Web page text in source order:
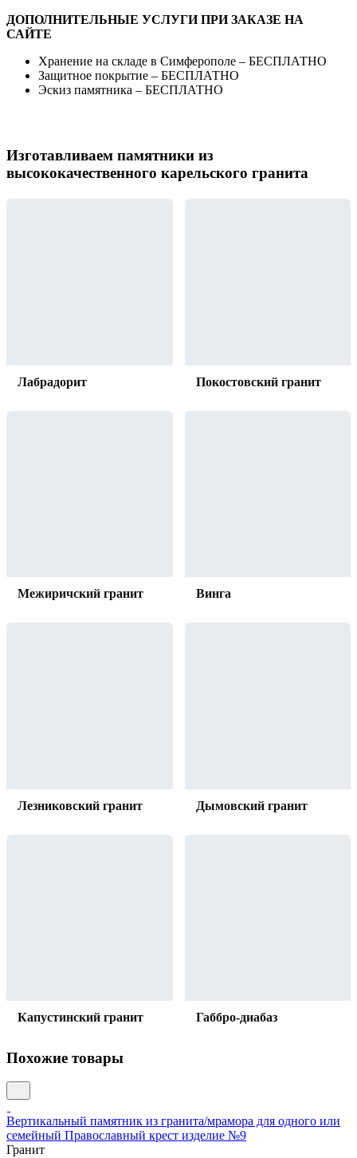
ДОПОЛНИТЕЛЬНЫЕ УСЛУГИ ПРИ ЗАКАЗЕ НА
САЙТЕ
Хранение на складе в Симферополе – БЕСПЛАТНО
Защитное покрытие – БЕСПЛАТНО
Эскиз памятника – БЕСПЛАТНО
Изготавливаем памятники из
высококачественного карельского гранита
Лабрадорит Покостовский гранит
Межиричский гранит Винга
Лезниковский гранит Дымовский гранит
Капустинский гранит Габбро-диабаз
Похожие товары
Вертикальный памятник из гранита/мрамора для одного или
семейный Православный крест изделие №9
Гранит